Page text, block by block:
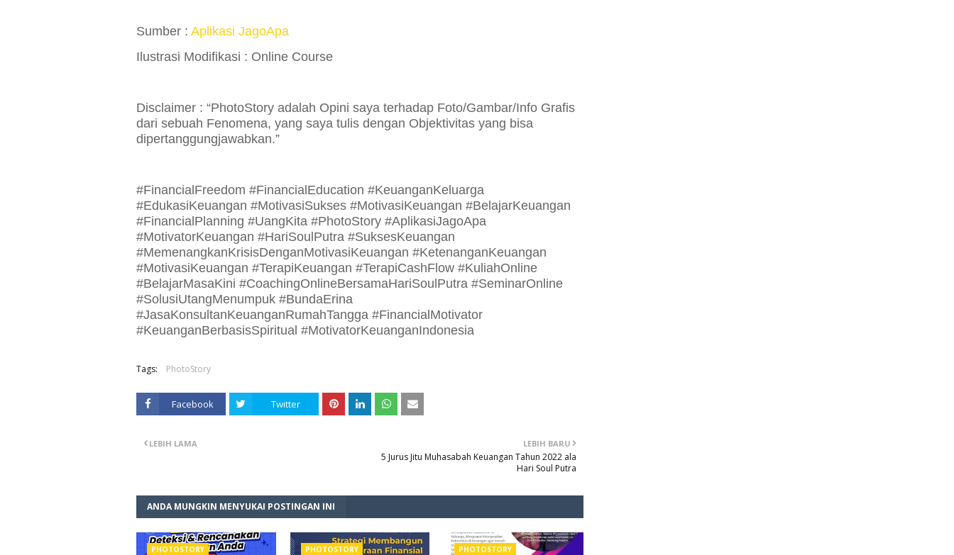
Sumber : Aplikasi JagoApa
Ilustrasi Modifikasi : Online Course
Disclaimer : “PhotoStory adalah Opini saya terhadap Foto/Gambar/Info Grafis
dari sebuah Fenomena, yang saya tulis dengan Objektivitas yang bisa
dipertanggungjawabkan.”
#FinancialFreedom #FinancialEducation #KeuanganKeluarga
#EdukasiKeuangan #MotivasiSukses #MotivasiKeuangan #BelajarKeuangan
#FinancialPlanning #UangKita #PhotoStory #AplikasiJagoApa
#MotivatorKeuangan #HariSoulPutra #SuksesKeuangan
#MemenangkanKrisisDenganMotivasiKeuangan #KetenanganKeuangan
#MotivasiKeuangan #TerapiKeuangan #TerapiCashFlow #KuliahOnline
#BelajarMasaKini #CoachingOnlineBersamaHariSoulPutra #SeminarOnline
#SolusiUtangMenumpuk #BundaErina
#JasaKonsultanKeuanganRumahTangga #FinancialMotivator
#KeuanganBerbasisSpiritual #MotivatorKeuanganIndonesia
Tags: PhotoStory
Facebook Twitter
LEBIH BARU
5 Jurus Jitu Muhasabah Keuangan Tahun 2022 ala
Hari Soul Putra
LEBIH LAMA
ANDA MUNGKIN MENYUKAI POSTINGAN INI
PHOTOSTORY PHOTOSTORY PHOTOSTORY